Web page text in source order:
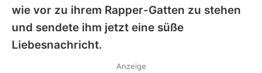
wie vor zu ihrem Rapper-Gatten zu stehen
und sendete ihm jetzt eine süße
Liebesnachricht.
Anzeige